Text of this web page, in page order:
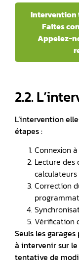
Intervention
Faites
Appelez-
2.2.
L’intervention
étapes :
Connexion
Lecture des
calculateurs
Correction
Vérification
Seuls les
à intervenir sur
tentative de